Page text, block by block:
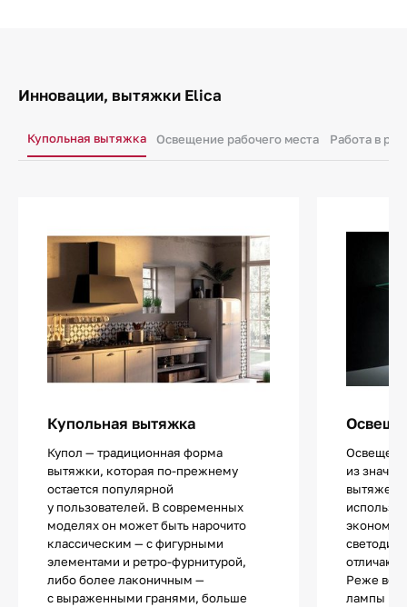
Инновации, вытяжки Elica
Купольная вытяжка Освещение рабочего места Работа в
Купольная вытяжка
Купол — традиционная форма
вытяжки, которая по-прежнему
остается популярной
у пользователей. В современных
моделях он может быть нарочито
классическим — с фигурными
элементами и ретро-фурнитурой,
либо более лаконичным —
с выраженными гранями, больше
из
вытяжек.
Реже
лампы